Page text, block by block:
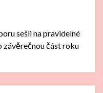
sešli na pravidelné
závěrečnou část roku